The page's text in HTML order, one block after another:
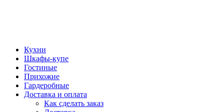
Кухни
Шкафы-купе
Гостиные
Прихожие
Гардеробные
Доставка и оплата
Как сделать заказ